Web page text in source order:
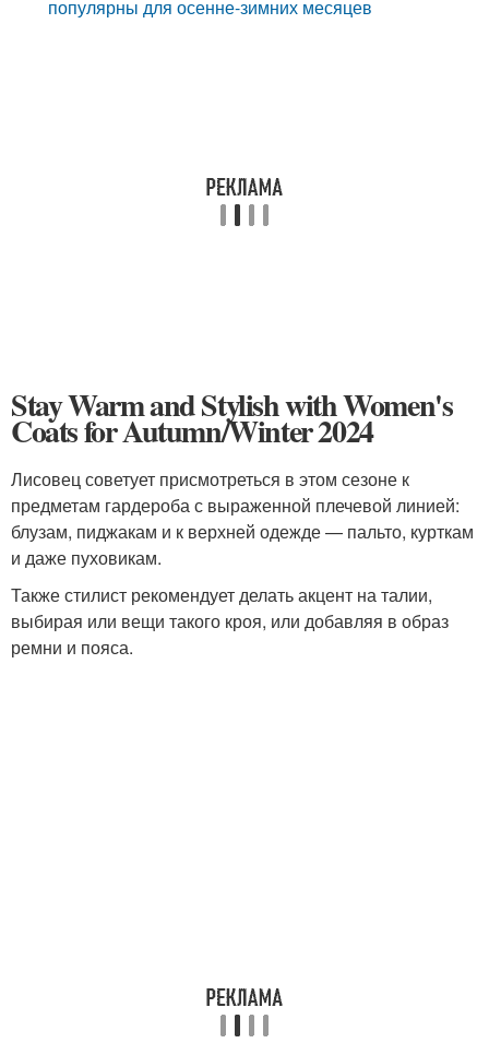
популярны для осенне-зимних месяцев
Stay Warm and Stylish with Women's
Coats for Autumn/Winter 2024
Лисовец советует присмотреться в этом сезоне к
предметам гардероба с выраженной плечевой линией:
блузам, пиджакам и к верхней одежде — пальто, курткам
и даже пуховикам.
Также стилист рекомендует делать акцент на талии,
выбирая или вещи такого кроя, или добавляя в образ
ремни и пояса.